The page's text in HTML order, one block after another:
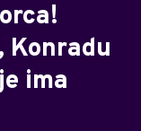
Konradu
ima